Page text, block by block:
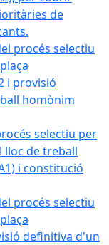
de
procés selectiu
i provisió
homònim
selectiu per
de treball
i constitució
procés selectiu
definitiva d'un